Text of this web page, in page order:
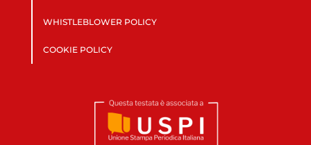
WHISTLEBLOWER POLICY
COOKIE POLICY